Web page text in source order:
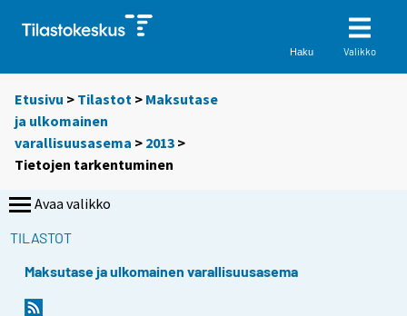
Haku Valikko
Etusivu > Tilastot > Maksutase
ja ulkomainen
varallisuusasema > 2013 >
Tietojen tarkentuminen
Avaa valikko
TILASTOT
Maksutase ja ulkomainen varallisuusasema